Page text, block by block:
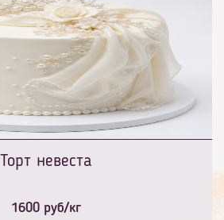
Торт невеста
1600 руб/кг